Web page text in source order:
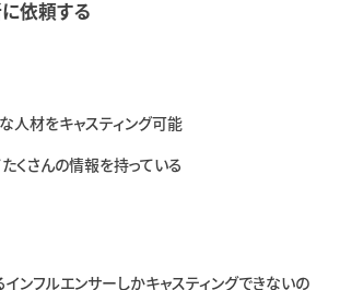
依頼する
人材をキャスティング可能
くさんの情報を持っている
ンフルエンサーしかキャスティングできないの